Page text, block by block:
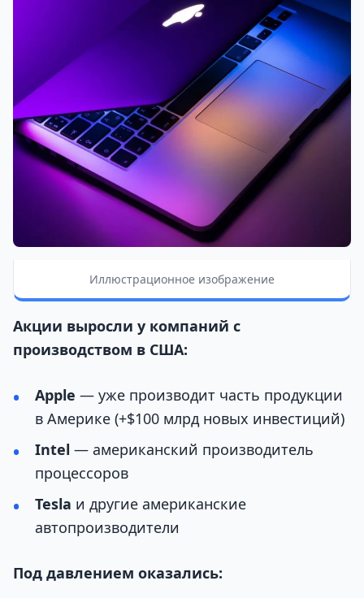
Иллюстрационное изображение
Акции выросли у компаний с
производством в США:
Apple — уже производит часть продукции
в Америке (+$100 млрд новых инвестиций)
Intel — американский производитель
процессоров
Tesla и другие американские
автопроизводители
Под давлением оказались: